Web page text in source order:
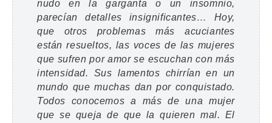
nudo en la garganta o un insomnio,
parecían detalles insignificantes… Hoy,
que otros problemas más acuciantes
están resueltos, las voces de las mujeres
que sufren por amor se escuchan con más
intensidad. Sus lamentos chirrían en un
mundo que muchas dan por conquistado.
Todos conocemos a más de una mujer
que se queja de que la quieren mal. El